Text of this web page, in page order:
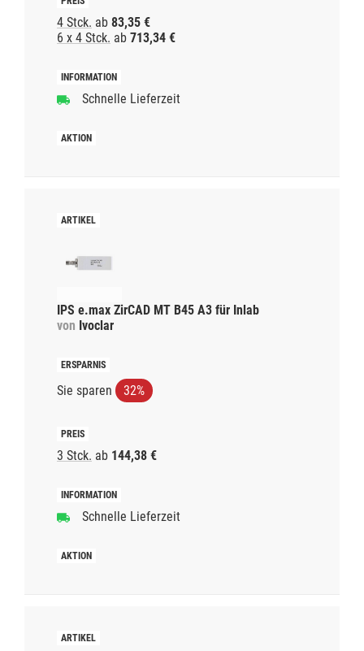
4 Stck. ab 83,35 €
6 x 4 Stck. ab 713,34 €
Schnelle Lieferzeit
IPS e.max ZirCAD MT B45 A3 für Inlab
von Ivoclar
Sie sparen 32%
3 Stck. ab 144,38 €
Schnelle Lieferzeit